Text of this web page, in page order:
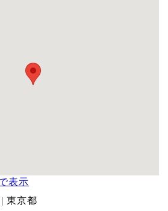
表示
東京都